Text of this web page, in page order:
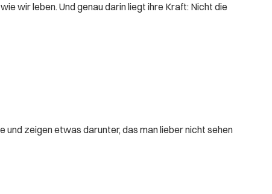
wir leben. Und genau darin liegt ihre Kraft: Nicht die
zeigen etwas darunter, das man lieber nicht sehen